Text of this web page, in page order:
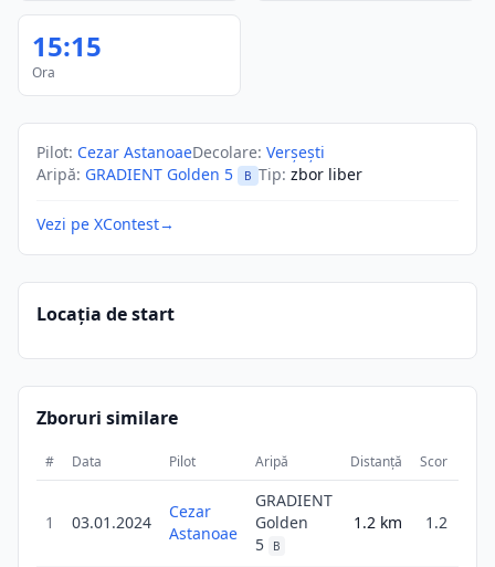
15:15
Ora
Pilot: Cezar AstanoaeDecolare: Verșești
Aripă: GRADIENT Golden 5 B Tip: zbor liber
Vezi pe XContest→
Locația de start
Zboruri similare
# Data Pilot Aripă Distanță Scor
1 03.01.2024
Cezar
Astanoae
GRADIENT
Golden
5
B
1.2 km 1.2